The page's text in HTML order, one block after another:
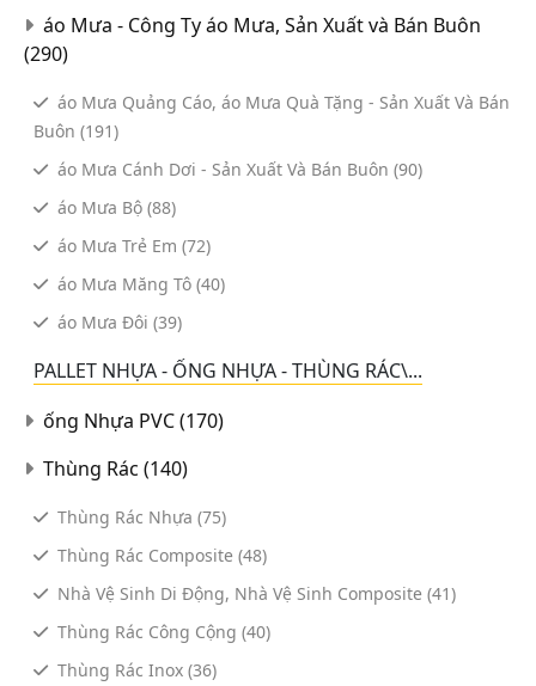
áo Mưa - Công Ty áo Mưa, Sản Xuất và Bán Buôn
(290)
áo Mưa Quảng Cáo, áo Mưa Quà Tặng - Sản Xuất Và Bán
Buôn (191)
áo Mưa Cánh Dơi - Sản Xuất Và Bán Buôn (90)
áo Mưa Bộ (88)
áo Mưa Trẻ Em (72)
áo Mưa Măng Tô (40)
áo Mưa Đôi (39)
PALLET NHỰA - ỐNG NHỰA - THÙNG RÁC\...
ống Nhựa PVC(170)
Thùng Rác (140)
Thùng Rác Nhựa (75)
Thùng Rác Composite (48)
Nhà Vệ Sinh Di Động, Nhà Vệ Sinh Composite (41)
Thùng Rác Công Cộng (40)
Thùng Rác Inox (36)